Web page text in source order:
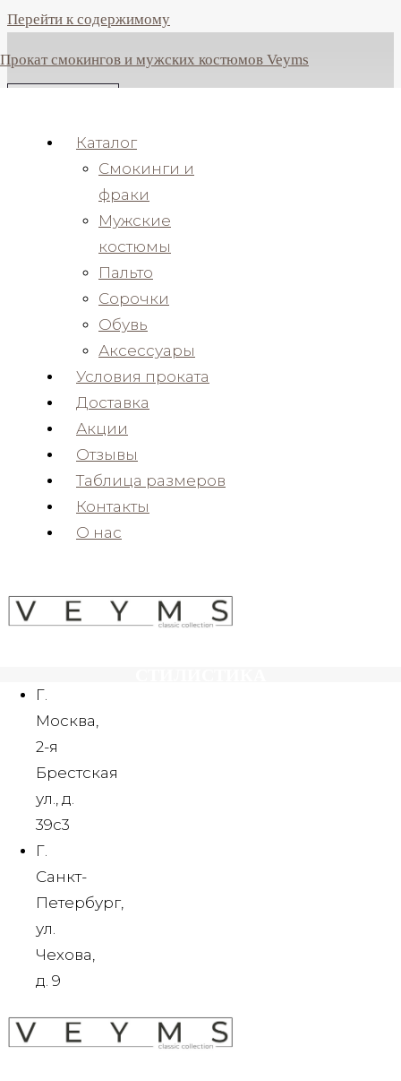
Перейти к содержимому
Прокат смокингов и мужских костюмов Veyms
Каталог
Смокинги и
фраки
Мужские
костюмы
Пальто
Сорочки
Обувь
Аксессуары
Условия проката
Доставка
Акции
Отзывы
Таблица размеров
Контакты
О нас
Г.
Москва,
2-я
Брестская
ул., д.
39c3
Г.
Санкт-
Петербург,
ул.
Чехова,
д. 9
В НАЛИЧИИ С 42 ПО 72
ВКЛЮЧЕНА В СТОИМОСТЬ
ПОД ВАШ РОСТ
yyh
Белый (2)
Зеленый
Бордовый
Фиолетовый
Розовый(1)